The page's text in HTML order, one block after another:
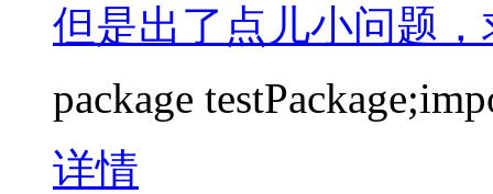
但是出了点儿小问题，
package
详情